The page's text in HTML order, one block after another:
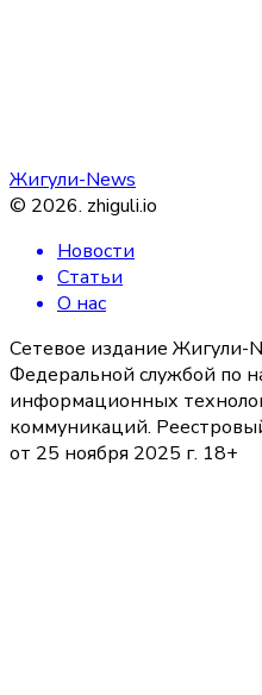
Жигули-News
© 2026. zhiguli.io
Новости
Статьи
О нас
Сетевое издание Жигули-
Федеральной службой по
информационных
коммуникаций.
от 25 ноября 2025 г. 18+